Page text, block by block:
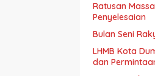
Ratusan
Penyelesaian
Bulan Seni
LHMB Kota
dan